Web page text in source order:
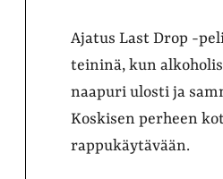
Ajatus Last Drop -
teininä, kun
naapuri ulosti ja
Koskisen perheen
rappukäytävään.